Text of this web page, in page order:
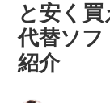
と安く
代替ソ
紹介